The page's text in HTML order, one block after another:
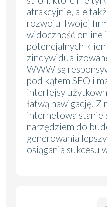
atrakcyjnie, ale
rozwoju Twojej
widoczność online
potencjalnych
WWW są
pod kątem SEO i
interfejsy
łatwą nawigację. Z
internetowa stanie
narzędziem do
generowania
osiągania sukcesu